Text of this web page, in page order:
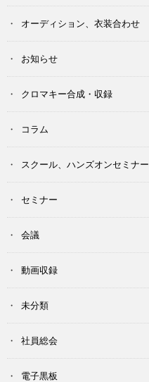
オーディション、衣装合わせ
お知らせ
クロマキー合成・収録
コラム
スクール、ハンズオンセミナー
セミナー
会議
動画収録
未分類
社員総会
電子黒板